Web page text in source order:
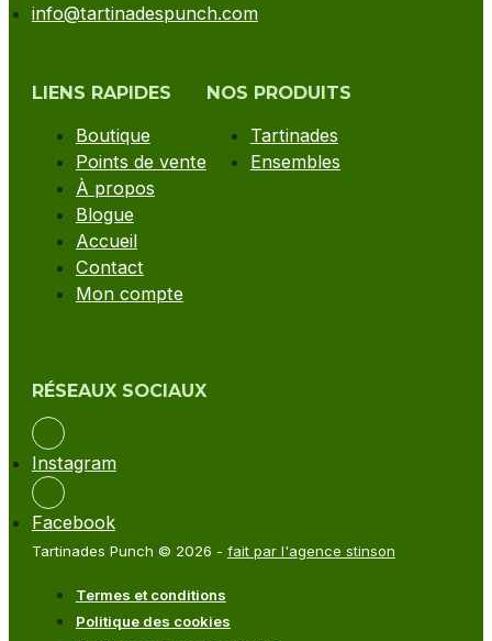
info@tartinadespunch.com
LIENS RAPIDES
Boutique
Points de vente
À propos
Blogue
Accueil
Contact
Mon compte
NOS PRODUITS
Tartinades
Ensembles
RÉSEAUX SOCIAUX
Instagram
Facebook
Tartinades Punch © 2026 - fait par l'agence stinson
Termes et conditions
Politique des cookies